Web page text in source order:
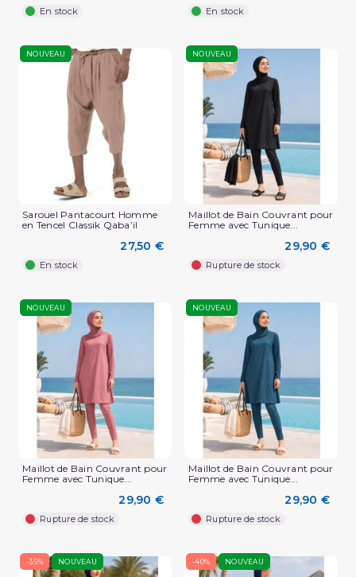
En stock En stock
NOUVEAU
Sarouel Pantacourt Homme
en Tencel Classik Qaba’il
27,50 €
En stock
NOUVEAU
Maillot de Bain Couvrant pour
Femme avec Tunique...
29,90 €
Rupture de stock
NOUVEAU
Maillot de Bain Couvrant pour
Femme avec Tunique...
29,90 €
Rupture de stock
NOUVEAU
Maillot de Bain Couvrant pour
Femme avec Tunique...
29,90 €
Rupture de stock
-35% NOUVEAU -40% NOUVEAU